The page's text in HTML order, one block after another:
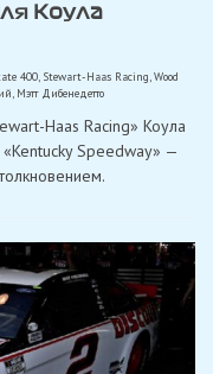
Коула
400, Stewart-Haas Racing,Wood
, Мэтт Дибенедетто
Haas Racing» Коула
Speedway» —